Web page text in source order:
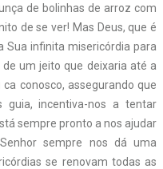
de bolinhas de arroz com
de se ver! Mas Deus, que é
Sua infinita misericórdia para
um jeito que deixaria até a
conosco, assegurando que
guia, incentiva-nos a tentar
sempre pronto a nos ajudar
sempre nos dá uma
se renovam todas as